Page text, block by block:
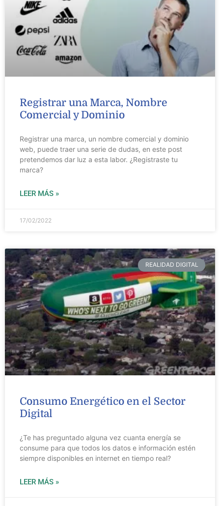
Registrar una Marca, Nombre
Comercial y Dominio
Registrar una marca, un nombre comercial y dominio
web, puede traer una serie de dudas, en este post
pretendemos dar luz a esta labor. ¿Registraste tu
marca?
LEER MÁS »
17/02/2022
REALIDAD DIGITAL
Consumo Energético en el Sector
Digital
¿Te has preguntado alguna vez cuanta energía se
consume para que todos los datos e información estén
siempre disponibles en internet en tiempo real?
LEER MÁS »